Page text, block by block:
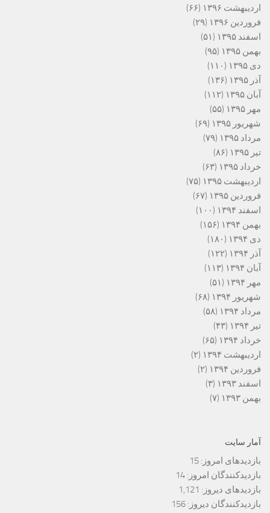
اردیبهشت ۱۳۹۶
(۶۶)
فروردین ۱۳۹۶
(۲۹)
اسفند ۱۳۹۵
(۵۱)
بهمن ۱۳۹۵
(۹۵)
دی ۱۳۹۵
(۱۱۰)
آذر ۱۳۹۵
(۱۳۶)
آبان ۱۳۹۵
(۱۱۲)
مهر ۱۳۹۵
(۵۵)
شهریور ۱۳۹۵
(۶۹)
مرداد ۱۳۹۵
(۷۹)
تیر ۱۳۹۵
(۸۶)
خرداد ۱۳۹۵
(۶۳)
اردیبهشت ۱۳۹۵
(۷۵)
فروردین ۱۳۹۵
(۶۷)
اسفند ۱۳۹۴
(۱۰۰)
بهمن ۱۳۹۴
(۱۵۶)
دی ۱۳۹۴
(۱۸۰)
آذر ۱۳۹۴
(۱۲۲)
آبان ۱۳۹۴
(۱۱۳)
مهر ۱۳۹۴
(۵۱)
شهریور ۱۳۹۴
(۶۸)
مرداد ۱۳۹۴
(۵۸)
تیر ۱۳۹۴
(۴۳)
خرداد ۱۳۹۴
(۶۵)
اردیبهشت ۱۳۹۴
(۲)
فروردین ۱۳۹۴
(۲)
اسفند ۱۳۹۳
(۳)
بهمن ۱۳۹۳
(۷)
آمار سایت
بازدیدهای امروز: 15
بازدیدکنندگان امروز: 14
بازدیدهای دیروز: 1,121
بازدیدکنندگان دیروز: 156